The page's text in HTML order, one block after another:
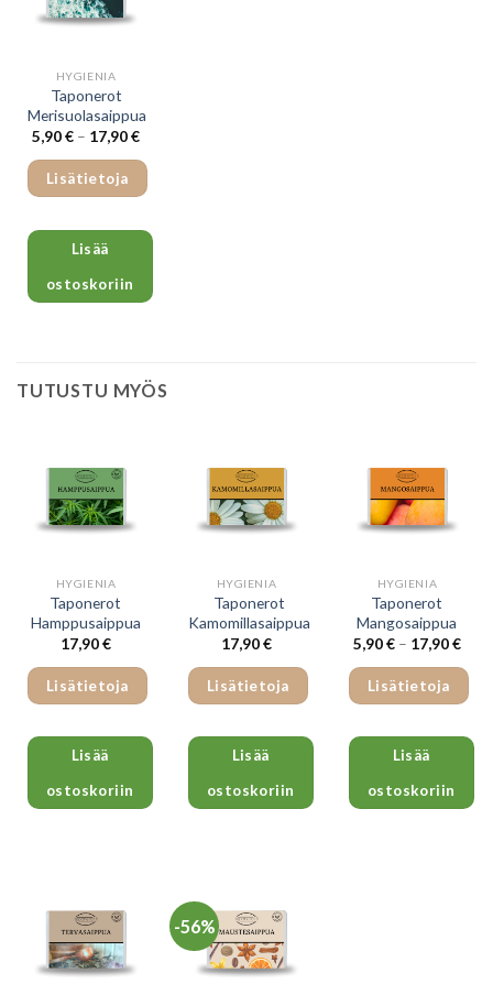
HYGIENIA
Taponerot
Merisuolasaippua
5,90€ – 17,90€Hintaluokka:
-
Lisätietoja
Lisää
ostoskoriin
useampi
tehdä
valinnat
tuotteen
TUTUSTU MYÖS
HYGIENIA
Taponerot
Hamppusaippua
17,90€
Lisätietoja
Lisää
ostoskoriin
HYGIENIA
Taponerot
Kamomillasaippua
17,90€
Lisätietoja
Lisää
ostoskoriin
HYGIENIA
Taponerot
Mangosaippua
5,90€ – 17,90€
-
Lisätietoja
Lisää
ostoskoriin
-56%